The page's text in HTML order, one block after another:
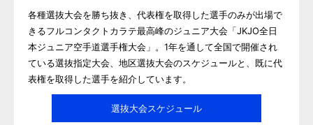
各種選抜大会を勝ち抜き、代表権を取得した選手のみが出場で
きるフルコンタクトカラテ最高峰のジュニア大会「JKJO全日
本ジュニア空手道選手権大会」。1年を通して全国で開催され
ている選抜指定大会、地区選抜大会のスケジュールと、既に代
表権を取得した選手を紹介しています。
選抜大会スケジュール